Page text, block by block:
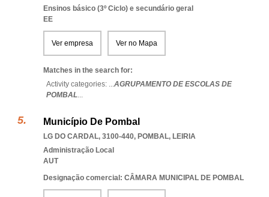
Ensinos básico (3º Ciclo) e secundário geral
EE
Ver empresa Ver no Mapa
Matches in the search for:
Activity categories: ...AGRUPAMENTO DE ESCOLAS DE
POMBAL...
Município De Pombal
LG DO CARDAL, 3100-440, POMBAL, LEIRIA
Administração Local
AUT
Designação comercial: CÂMARA MUNICIPAL DE POMBAL